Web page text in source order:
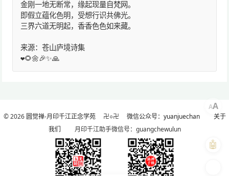
金刚一地无断常，缘起现量自梵网。
即假立蕴化色明，受想行识共佛光。
三界六道无明起，香香色色如来藏。
来源：苍山庐境诗集
❤️🌻🌼🎉✨🙏
© 2026 圆觉禅-月印千江正念学苑卍○卍 微信公众号：yuanjuechan
关于
我们 月印千江助手微信号：guangchewulun
AA
🤖